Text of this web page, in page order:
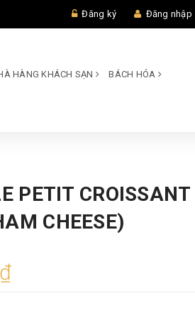
Đăng ký Đăng nhập
HÀNG KHÁCH SẠN BÁCH HÓA
PETIT CROISSANT
CHEESE)